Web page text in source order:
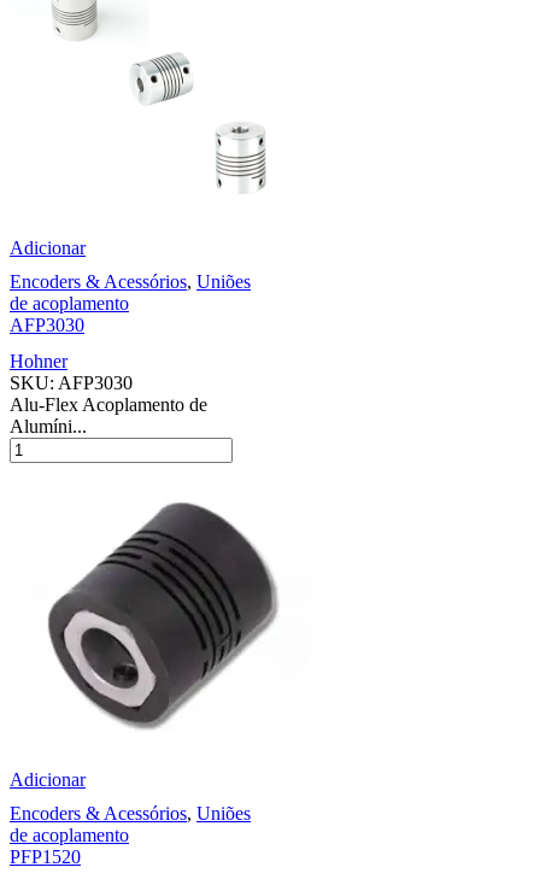
Adicionar
Encoders & Acessórios, Uniões
de acoplamento
AFP3030
Hohner
SKU: AFP3030
Alu-Flex Acoplamento de
Alumíni...
Adicionar
Encoders & Acessórios, Uniões
de acoplamento
PFP1520